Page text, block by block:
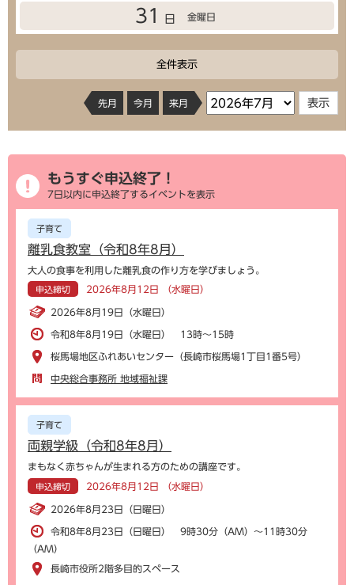
31 日 金曜日
全件表示
先月 今月 来月
もうすぐ申込終了！
7日以内に申込終了するイベントを表示
子育て
離乳食教室（令和8年8月）
大人の食事を利用した離乳食の作り方を学びましょう。
申込締切 2026年8月12日 （水曜日）
2026年8月19日（水曜日）
令和8年8月19日（水曜日） 13時～15時
桜馬場地区ふれあいセンター（長崎市桜馬場1丁目1番5号）
中央総合事務所 地域福祉課
子育て
両親学級（令和8年8月）
まもなく赤ちゃんが生まれる方のための講座です。
申込締切 2026年8月12日 （水曜日）
2026年8月23日（日曜日）
令和8年8月23日（日曜日） 9時30分（AM）～11時30分
（AM）
長崎市役所2階多目的スペース